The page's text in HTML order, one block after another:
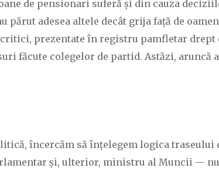
de pensionari suferă și din cauza
adesea altele decât grija față de
prezentate în registru pamfletar
făcute colegelor de partid. Astăzi, aruncă
încercăm să înțelegem logica
și, ulterior, ministru al Muncii —